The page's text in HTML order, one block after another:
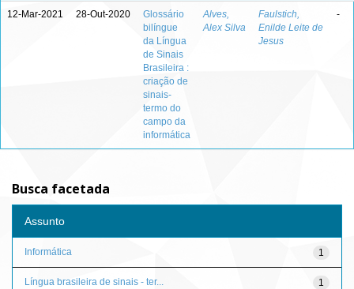
12-Mar-2021 28-Out-2020
Glossário
bilíngue
da Língua
de Sinais
Brasileira :
criação de
sinais-
termo do
campo da
informática
Alves,
Alex Silva
Faulstich,
Enilde Leite de
Jesus
-
Busca facetada
Assunto
1
Informática
1
Língua brasileira de sinais - ter...